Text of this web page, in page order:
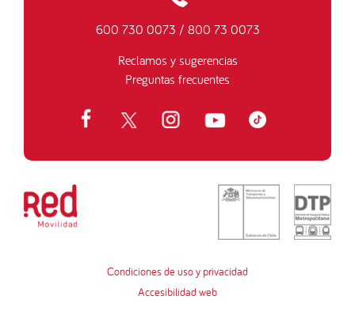
600 730 0073 / 800 73 0073
Reclamos y sugerencias
Preguntas frecuentes
Condiciones de uso y privacidad
Accesibilidad web